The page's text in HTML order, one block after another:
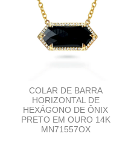
COLAR DE BARRA
HORIZONTAL DE
HEXÁGONO DE ÔNIX
PRETO EM OURO 14K
MN71557OX